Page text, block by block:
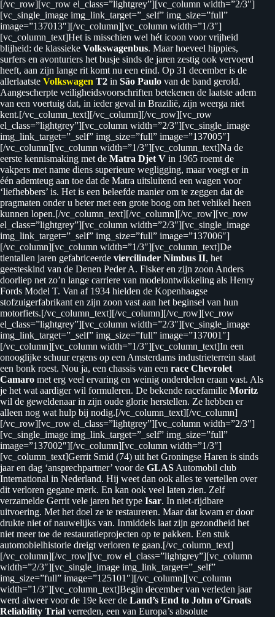
[/vc_row][vc_row el_class=”lightgrey”][vc_column width=”2/3″]
[vc_single_image img_link_target=”_self” img_size=”full”
image=”137013″][/vc_column][vc_column width=”1/3″]
[vc_column_text]Het is misschien wel hét icoon voor vrijheid
blijheid: de klassieke Volkswagenbus. Maar hoeveel hippies,
surfers en avonturiers het busje sinds de jaren zestig ook vervoerd
heeft, aan zijn lange rit komt nu een eind. Op 31 december is de
allerlaatste Volkswagen T2 in São Paulo van de band gerold.
Aangescherpte veiligheidsvoorschriften betekenen de laatste adem
van een voertuig dat, in ieder geval in Brazilië, zijn weerga niet
kent.[/vc_column_text][/vc_column][/vc_row][vc_row
el_class=”lightgrey”][vc_column width=”2/3″][vc_single_image
img_link_target=”_self” img_size=”full” image=”137005″]
[/vc_column][vc_column width=”1/3″][vc_column_text]Na de
eerste kennismaking met de Matra Djet V in 1965 roemt de
vakpers met name diens superieure wegligging, maar voegt er in
één ademteug aan toe dat de Matra uitsluitend een wagen voor
‘liefhebbers’ is. Het is een beleefde manier om te zeggen dat de
pragmaten onder u beter met een grote boog om het vehikel heen
kunnen lopen.[/vc_column_text][/vc_column][/vc_row][vc_row
el_class=”lightgrey”][vc_column width=”2/3″][vc_single_image
img_link_target=”_self” img_size=”full” image=”137006″]
[/vc_column][vc_column width=”1/3″][vc_column_text]De
tientallen jaren gefabriceerde viercilinder Nimbus II, het
geesteskind van de Denen Peder A. Fisker en zijn zoon Anders
doorliep net zo’n lange carriere van modelontwikkeling als Henry
Fords Model T. Van af 1934 hielden de Kopenhaagse
stofzuigerfabrikant en zijn zoon vast aan het beginsel van hun
motorfiets.[/vc_column_text][/vc_column][/vc_row][vc_row
el_class=”lightgrey”][vc_column width=”2/3″][vc_single_image
img_link_target=”_self” img_size=”full” image=”137001″]
[/vc_column][vc_column width=”1/3″][vc_column_text]In een
onooglijke schuur ergens op een Amsterdams industrieterrein staat
een bonk roest. Nou ja, een chassis van een race Chevrolet
Camaro met erg veel ervaring en weinig onderdelen eraan vast. Als
je het wat aardiger wil formuleren. De bekende racefamilie Moritz
wil de geweldenaar in zijn oude glorie herstellen. Ze hebben er
alleen nog wat hulp bij nodig.[/vc_column_text][/vc_column]
[/vc_row][vc_row el_class=”lightgrey”][vc_column width=”2/3″]
[vc_single_image img_link_target=”_self” img_size=”full”
image=”137002″][/vc_column][vc_column width=”1/3″]
[vc_column_text]Gerrit Smid (74) uit het Groningse Haren is sinds
jaar en dag ‘ansprechpartner’ voor de GLAS Automobil club
International in Nederland. Hij weet dan ook alles te vertellen over
dit verloren gegane merk. En kan ook veel laten zien. Zelf
verzamelde Gerrit vele jaren het type Isar. In niet-rijdbare
uitvoering. Met het doel ze te restaureren. Maar dat kwam er door
drukte niet of nauwelijks van. Inmiddels laat zijn gezondheid het
niet meer toe de restauratieprojecten op te pakken. Een stuk
automobielhistorie dreigt verloren te gaan.[/vc_column_text]
[/vc_column][/vc_row][vc_row el_class=”lightgrey”][vc_column
width=”2/3″][vc_single_image img_link_target=”_self”
img_size=”full” image=”125101″][/vc_column][vc_column
width=”1/3″][vc_column_text]Begin december van verleden jaar
werd alweer voor de 19e keer de Land’s End to John o’Groats
Reliability Trial verreden, een van Europa’s absolute